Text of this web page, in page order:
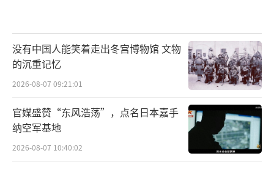
没有中国人能笑着走出冬宫博物馆 文物
的沉重记忆
2026-08-07 09:21:01
官媒盛赞“东风浩荡”，点名日本嘉手
纳空军基地
2026-08-07 10:40:02